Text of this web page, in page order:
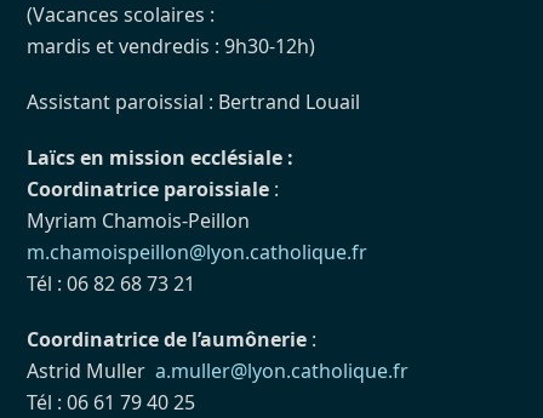
(Vacances scolaires :
mardis et vendredis : 9h30-12h)
Assistant paroissial : Bertrand Louail
Laïcs en mission ecclésiale :
Coordinatrice paroissiale :
Myriam Chamois-Peillon
m.chamoispeillon@lyon.catholique.fr
Tél : 06 82 68 73 21
Coordinatrice de l’aumônerie :
Astrid Mullera.muller@lyon.catholique.fr
Tél : 06 61 79 40 25